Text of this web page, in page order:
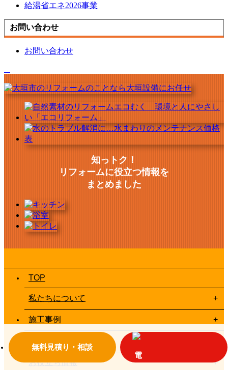
無料見積り・相談
給湯省エネ2026事業
お問い合わせ
お問い合わせ
知っトク！
リフォームに役立つ情報を
まとめました
TOP
私たちについて
施工事例
お役立ち情報